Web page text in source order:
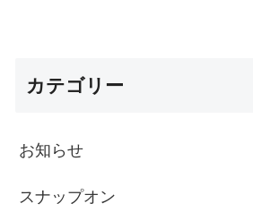
カテゴリー
お知らせ
スナップオン